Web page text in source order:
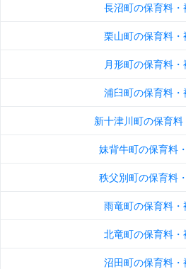
長沼町の保育料・
栗山町の保育料・
月形町の保育料・
浦臼町の保育料・
新十津川町の保育料
妹背牛町の保育料
秩父別町の保育料
雨竜町の保育料・
北竜町の保育料・
沼田町の保育料・